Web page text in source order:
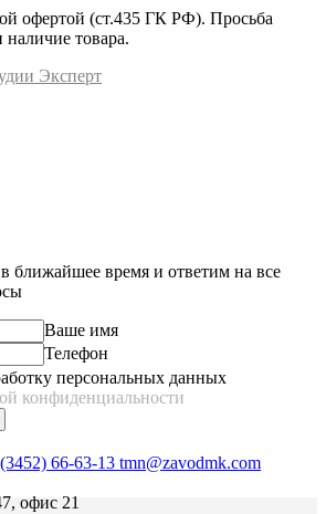
офис 21
офертой (ст.435 ГК РФ). Просьба
наличие товара.
Эксперт
ближайшее время и ответим на все
Ваше имя
Телефон
персональных данных
конфиденциальности
66-63-13 tmn@zavodmk.com